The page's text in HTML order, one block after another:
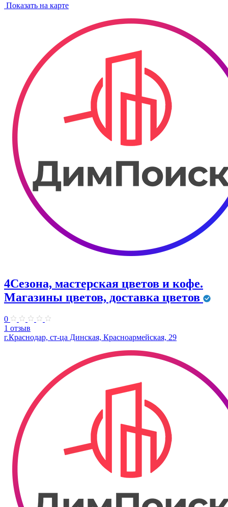
Показать на карте
4Сезона, мастерская цветов и кофе.
Магазины цветов, доставка цветов
0
1 отзыв
г.Краснодар, ст-ца Динская, Красноармейская, 29